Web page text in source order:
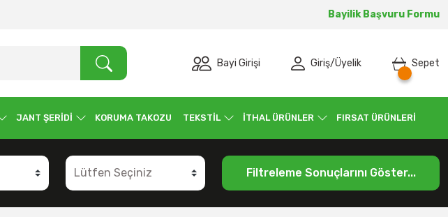
Bayilik Başvuru Formu
Bayi Girişi Giriş/Üyelik Sepet
JANT ŞERİDİ KORUMA TAKOZU TEKSTİL İTHAL ÜRÜNLER FIRSAT ÜRÜNLERİ
Filtreleme Sonuçlarını Göster...